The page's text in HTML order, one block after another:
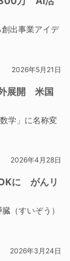
出事業アイデ
2026年5月21日
展開 米国
学」に名称変
2026年4月28日
に がんリ
（すいぞう）
2026年3月24日